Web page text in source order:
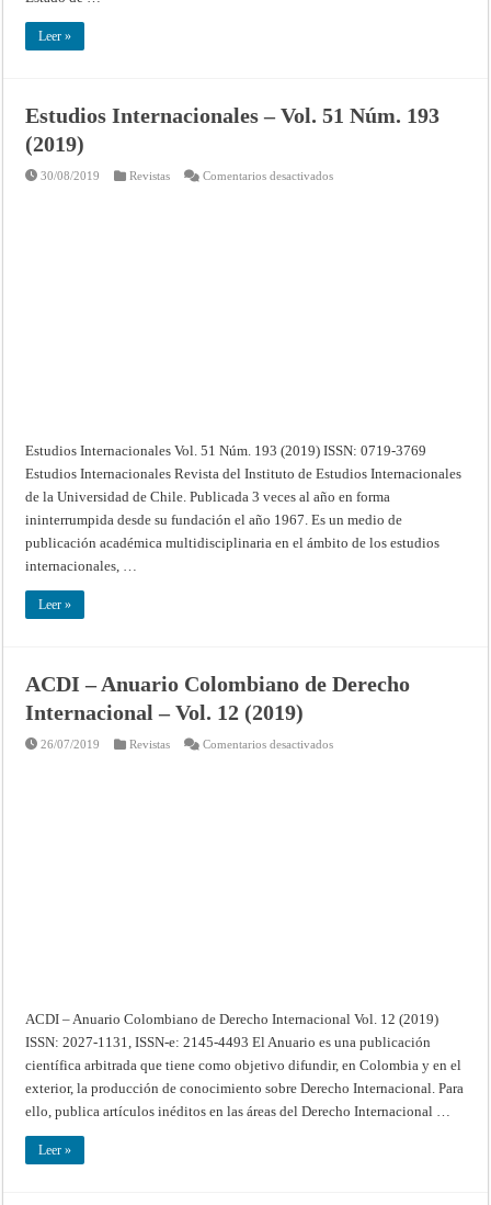
Leer »
Estudios Internacionales – Vol. 51 Núm. 193
(2019)
30/08/2019 Revistas Comentarios desactivadosen
Estudios Internacionales Vol. 51 Núm. 193 (2019) ISSN: 0719-3769
Estudios Internacionales Revista del Instituto de Estudios Internacionales
de la Universidad de Chile. Publicada 3 veces al año en forma
ininterrumpida desde su fundación el año 1967. Es un medio de
publicación académica multidisciplinaria en el ámbito de los estudios
internacionales, …
Leer »
ACDI – Anuario Colombiano de Derecho
Internacional – Vol. 12 (2019)
26/07/2019 Revistas Comentarios desactivadosen
ACDI – Anuario Colombiano de Derecho Internacional Vol. 12 (2019)
ISSN: 2027-1131, ISSN-e: 2145-4493 El Anuario es una publicación
científica arbitrada que tiene como objetivo difundir, en Colombia y en el
exterior, la producción de conocimiento sobre Derecho Internacional. Para
ello, publica artículos inéditos en las áreas del Derecho Internacional …
Leer »